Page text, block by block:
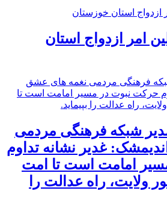
امر ازدواج استان
شبکه فرهنگی مردمی
غدیر نشانه تداوم
امامت است تا امت
ولایت، راه عدالت را